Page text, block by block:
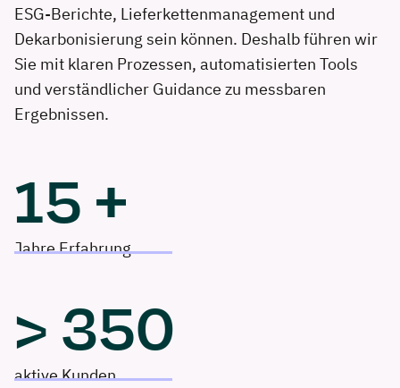
ESG-Berichte, Lieferkettenmanagement und
Dekarbonisierung sein können. Deshalb führen wir
Sie mit klaren Prozessen, automatisierten Tools
und verständlicher Guidance zu messbaren
Ergebnissen.
15+
Jahre Erfahrung
>350
aktive Kunden